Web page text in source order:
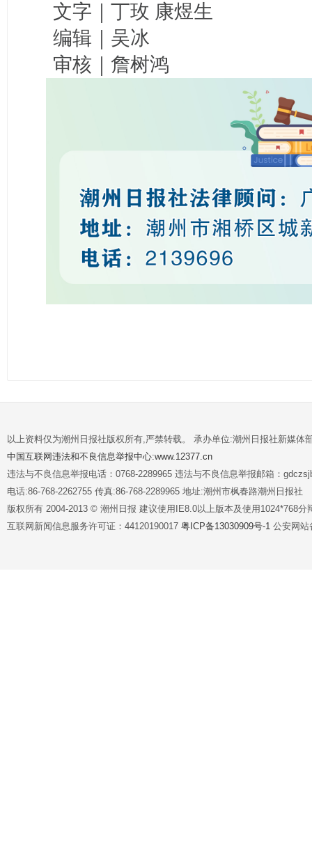
文字｜丁玫 康煜生
编辑｜吴冰
审核｜詹树鸿
以上资料仅为潮州日报社版权所有,严禁转载。 承办单位:潮州日报社新媒体
中国互联网违法和不良信息举报中心:www.12377.cn
违法与不良信息举报电话：0768-2289965 违法与不良信息举报邮箱：
电话:86-768-2262755 传真:86-768-2289965 地址:潮州市枫春路潮州日报社
版权所有 2004-2013 © 潮州日报 建议使用IE8.0以上版本及使用1024*768分
互联网新闻信息服务许可证：44120190017 粤ICP备13030909号-1 公安网站